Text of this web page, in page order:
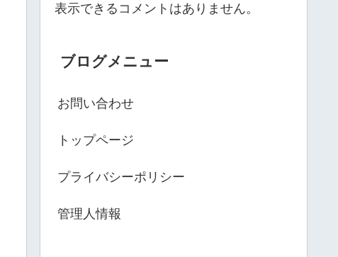
表示できるコメントはありません。
ブログメニュー
お問い合わせ
トップページ
プライバシーポリシー
管理人情報